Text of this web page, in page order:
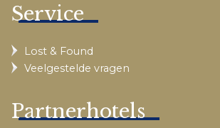
Service
Lost & Found
Veelgestelde vragen
Partnerhotels